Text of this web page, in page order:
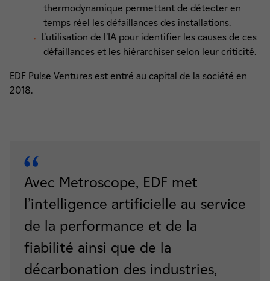
thermodynamique permettant de détecter en
temps réel les défaillances des installations.
L’utilisation de l’IA pour identifier les causes de ces
défaillances et les hiérarchiser selon leur criticité.
EDF Pulse Ventures est entré au capital de la société en
2018.
Avec Metroscope, EDF met
l’intelligence artificielle au service
de la performance et de la
fiabilité ainsi que de la
décarbonation des industries,